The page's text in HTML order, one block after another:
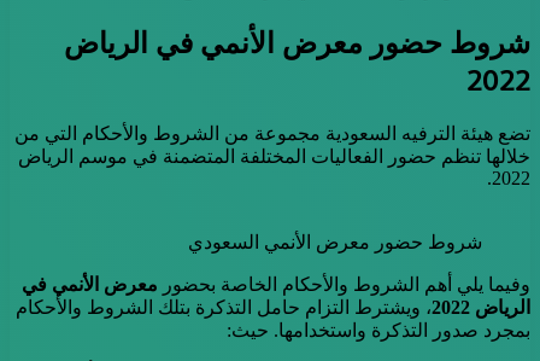
شروط حضور معرض الأنمي في الرياض
2022
تضع هيئة الترفيه السعودية مجموعة من الشروط والأحكام التي من
خلالها تنظم حضور الفعاليات المختلفة المتضمنة في موسم الرياض
2022.
شروط حضور معرض الأنمي السعودي
وفيما يلي أهم الشروط والأحكام الخاصة بحضور معرض الأنمي في
الرياض 2022
، ويشترط التزام حامل التذكرة بتلك الشروط والأحكام
بمجرد صدور التذكرة واستخدامها. حيث: